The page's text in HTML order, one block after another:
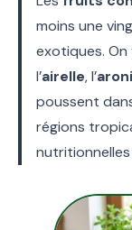
moins une
exotiques. On
l’airelle, l’
poussent
régions